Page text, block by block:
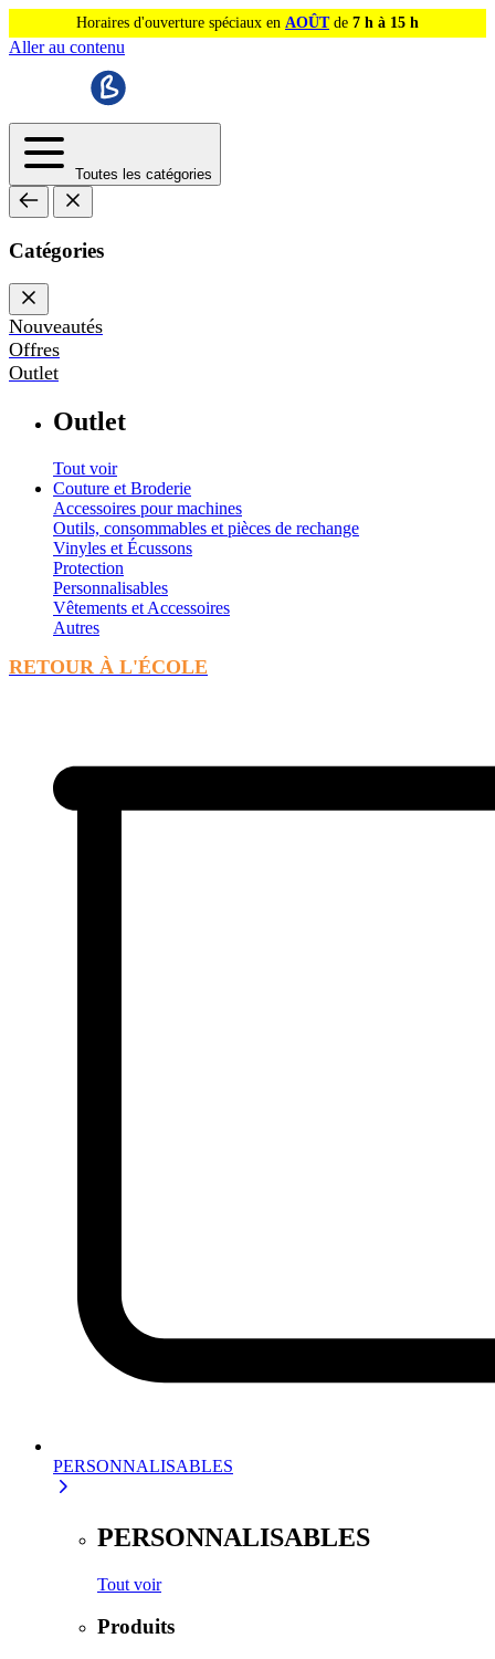
Horaires d'ouverture spéciaux en AOÛTde 7 h à 15 h
Aller au contenu
Toutes les catégories
Catégories
Nouveautés
Offres
Outlet
Outlet
Tout voir
Couture et Broderie
Accessoires pour machines
Outils, consommables et pièces de rechange
Vinyles et Écussons
Protection
Personnalisables
Vêtements et Accessoires
Autres
RETOUR À L'ÉCOLE
PERSONNALISABLES
PERSONNALISABLES
Tout voir
Produits